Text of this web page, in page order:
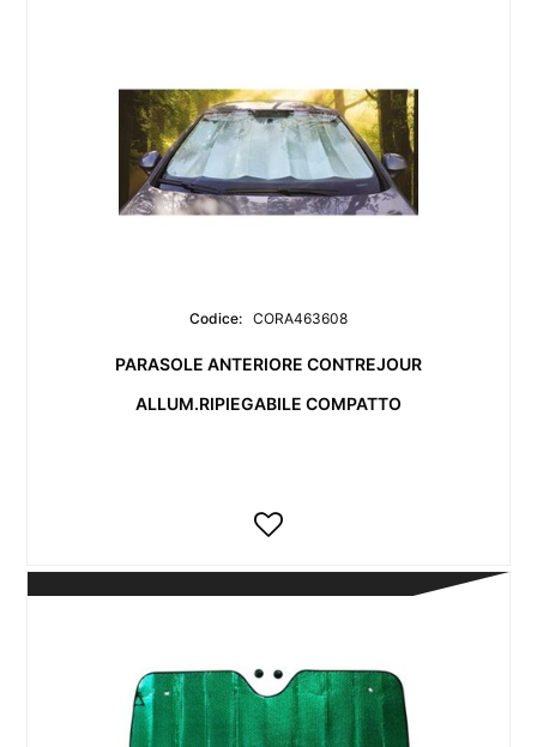
Codice: CORA463608
PARASOLE ANTERIORE CONTREJOUR
ALLUM.RIPIEGABILE COMPATTO